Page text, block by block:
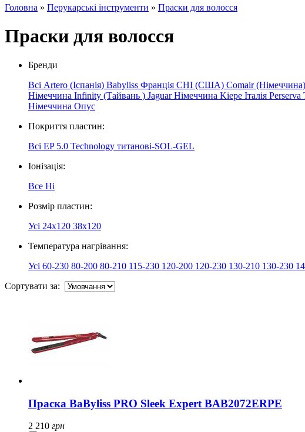
Головна » Перукарські інструменти » Праски для волосся
Праски для волосся
Бренди
Всі Artero (Іспанія) Babyliss Франція CHI (США) Comair (Німеччина)
Німеччина Infinity (Тайвань ) JaguarНімеччина Kiepe Італія Perserva
Німеччина Опус
Покриття пластин:
Всі EP 5.0 Technology титанові-SOL-GEL
Іонізація:
Все Ні
Розмір пластин:
Усі 24х120 38х120
Температура нагрівання:
Усі 60-230 80-200 80-210 115-230 120-200 120-230 130-210 130-230
Сортувати за:
Праска BaByliss PRO Sleek Expert BAB2072ERPE
2 210 грн